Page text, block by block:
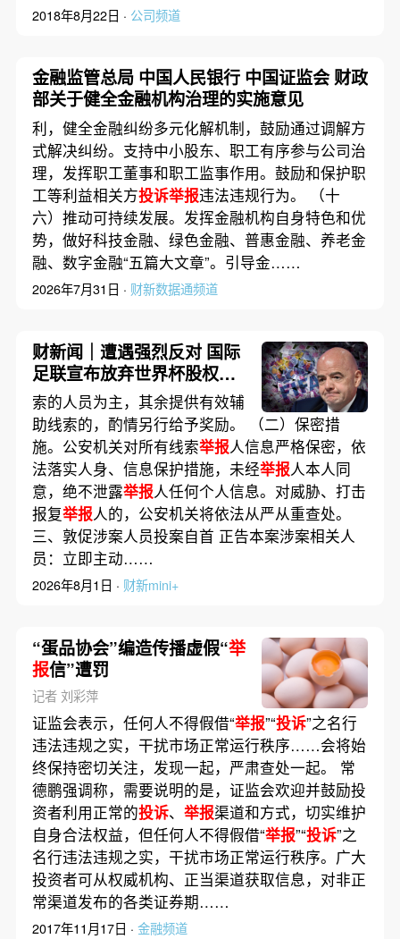
2018年8月22日 · 公司频道
金融监管总局 中国人民银行 中国证监会 财政
部关于健全金融机构治理的实施意见
利，健全金融纠纷多元化解机制，鼓励通过调解方
式解决纠纷。支持中小股东、职工有序参与公司治
理，发挥职工董事和职工监事作用。鼓励和保护职
工等利益相关方投诉举报违法违规行为。 （十
六）推动可持续发展。发挥金融机构自身特色和优
势，做好科技金融、绿色金融、普惠金融、养老金
融、数字金融“五篇大文章”。引导金……
2026年7月31日 · 财新数据通频道
财新闻｜遭遇强烈反对 国际
足联宣布放弃世界杯股权出
售项目
索的人员为主，其余提供有效辅
助线索的，酌情另行给予奖励。 （二）保密措
施。公安机关对所有线索举报人信息严格保密，依
法落实人身、信息保护措施，未经举报人本人同
意，绝不泄露举报人任何个人信息。对威胁、打击
报复举报人的，公安机关将依法从严从重查处。
三、敦促涉案人员投案自首 正告本案涉案相关人
员：立即主动……
2026年8月1日 · 财新mini+
“蛋品协会”编造传播虚假“举
报信”遭罚
记者 刘彩萍
证监会表示，任何人不得假借“举报”“投诉”之名行
违法违规之实，干扰市场正常运行秩序……会将始
终保持密切关注，发现一起，严肃查处一起。 常
德鹏强调称，需要说明的是，证监会欢迎并鼓励投
资者利用正常的投诉、 举报渠道和方式，切实维护
自身合法权益，但任何人不得假借“举报”“投诉”之
名行违法违规之实，干扰市场正常运行秩序。广大
投资者可从权威机构、正当渠道获取信息，对非正
常渠道发布的各类证券期……
2017年11月17日 · 金融频道